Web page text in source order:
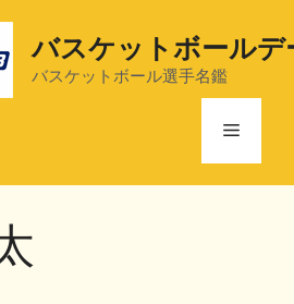
バスケットボールデ
バスケットボール選手名鑑
メ